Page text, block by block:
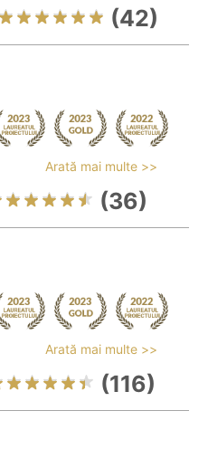
(42)
Arată mai multe >>
(36)
Arată mai multe >>
(116)